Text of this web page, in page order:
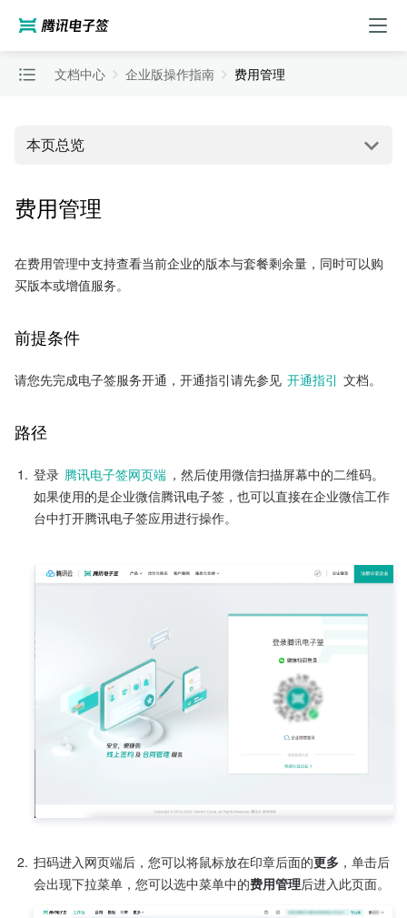
文档中心 企业版操作指南 费用管理
本页总览
费用管理
在费用管理中支持查看当前企业的版本与套餐剩余量，同时可以购
买版本或增值服务。
前提条件
请您先完成电子签服务开通，开通指引请先参见 开通指引 文档。
路径
1. 登录 腾讯电子签网页端 ，然后使用微信扫描屏幕中的二维码。
如果使用的是企业微信腾讯电子签，也可以直接在企业微信工作
台中打开腾讯电子签应用进行操作。
2. 扫码进入网页端后，您可以将鼠标放在印章后面的更多 ，单击后
会出现下拉菜单，您可以选中菜单中的费用管理后进入此页面。